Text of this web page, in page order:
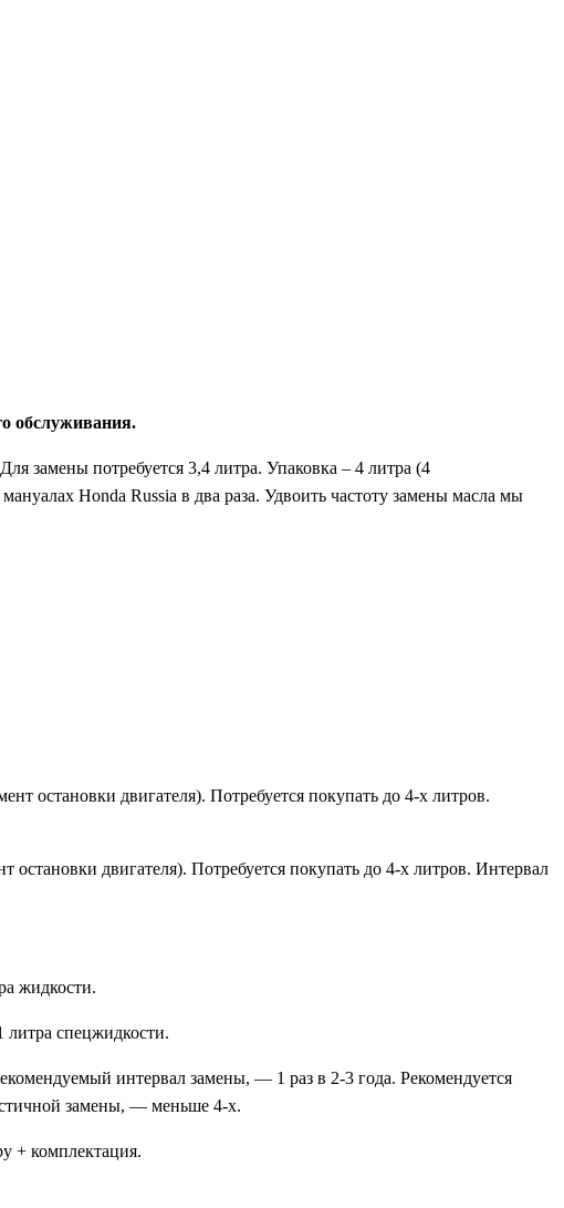
обслуживания.
замены потребуется 3,4 литра. Упаковка – 4 литра (4
Honda Russia в два раза. Удвоить частоту замены масла мы
остановки двигателя). Потребуется покупать до 4-х литров.
двигателя). Потребуется покупать до 4-х литров. Интервал
жидкости.
литра спецжидкости.
интервал замены, — 1 раз в 2-3 года. Рекомендуется
замены, — меньше 4-х.
+ комплектация.